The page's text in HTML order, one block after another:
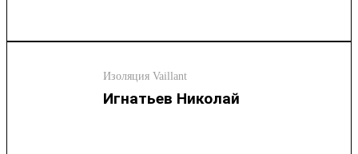
Изоляция Vaillant
Игнатьев Николай